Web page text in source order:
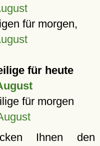
für morgen,
für heute
für morgen
Ihnen den